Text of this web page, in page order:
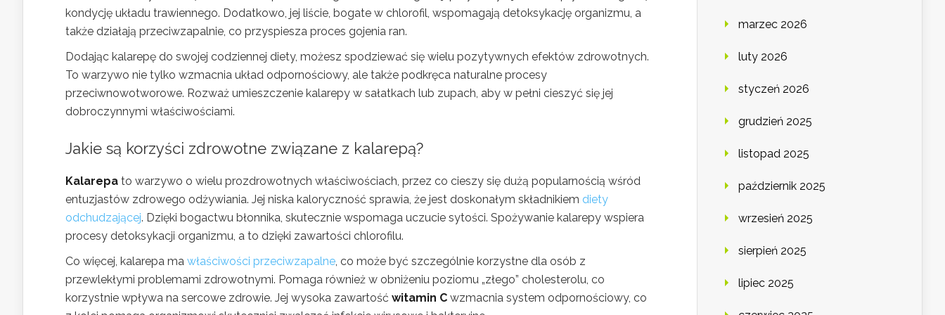
kondycję układu trawiennego. Dodatkowo, jej liście, bogate w chlorofil, wspomagają detoksykację organizmu, a
także działają przeciwzapalnie, co przyspiesza proces gojenia ran.
Dodając kalarepę do swojej codziennej diety, możesz spodziewać się wielu pozytywnych efektów zdrowotnych.
To warzywo nie tylko wzmacnia układ odpornościowy, ale także podkręca naturalne procesy
przeciwnowotworowe. Rozważ umieszczenie kalarepy w sałatkach lub zupach, aby w pełni cieszyć się jej
dobroczynnymi właściwościami.
Jakie są korzyści zdrowotne związane z kalarepą?
Kalarepa to warzywo o wielu prozdrowotnych właściwościach, przez co cieszy się dużą popularnością wśród
entuzjastów zdrowego odżywiania. Jej niska kaloryczność sprawia, że jest doskonałym składnikiem diety
odchudzającej. Dzięki bogactwu błonnika, skutecznie wspomaga uczucie sytości. Spożywanie kalarepy wspiera
procesy detoksykacji organizmu, a to dzięki zawartości chlorofilu.
Co więcej, kalarepa ma właściwości przeciwzapalne, co może być szczególnie korzystne dla osób z
przewlekłymi problemami zdrowotnymi. Pomaga również w obniżeniu poziomu „złego” cholesterolu, co
korzystnie wpływa na sercowe zdrowie. Jej wysoka zawartość witamin C wzmacnia system odpornościowy, co
marzec 2026
luty 2026
styczeń 2026
grudzień 2025
listopad 2025
październik 2025
wrzesień 2025
sierpień 2025
lipiec 2025